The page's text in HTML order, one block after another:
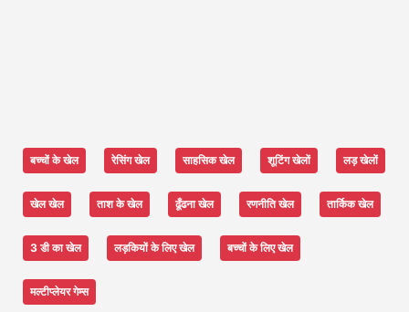
बच्चों के खेल रेसिंग खेल साहसिक खेल शूटिंग खेलों लड़ खेलों
खेल खेल ताश के खेल ढूँढना खेल रणनीति खेल तार्किक खेल
3 डी का खेल लड़कियों के लिए खेल बच्चों के लिए खेल
मल्टीप्लेयर गेम्स